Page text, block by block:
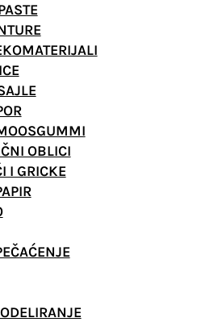
OBLICI
I GRICKE